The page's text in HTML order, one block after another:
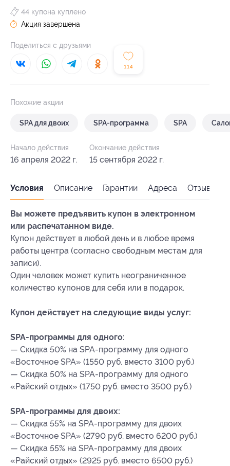
114
44 купона куплено
Акция завершена
Поделиться с друзьями
Похожие акции
SPA для двоих SPA-программа SPA
Начало действия
16 апреля 2022 г.
Окончание действия
15 сентября 2022 г.
Условия Описание Гарантии Адреса Отзывы
Вы можете предъявить купон в электронном
или распечатанном виде.
Купон действует в любой день и в любое время
работы центра (согласно свободным местам для
записи).
Один человек может купить неограниченное
количество купонов для себя или в подарок.
Купон действует на следующие виды услуг:
SPA-программы для одного:
— Скидка 50% на SPA-программу для одного
«Восточное SPA» (1550 руб. вместо 3100 руб.)
— Скидка 50% на SPA-программу для одного
«Райский отдых» (1750 руб. вместо 3500 руб.)
SPA-программы для двоих:
— Скидка 55% на SPA-программу для двоих
«Восточное SPA» (2790 руб. вместо 6200 руб.)
— Скидка 55% на SPA-программу для двоих
«Райский отдых» (2925 руб. вместо 6500 руб.)